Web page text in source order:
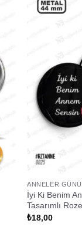
ANNELER GÜNÜ
İyi Ki Benim
Tasarımlı
₺18,00